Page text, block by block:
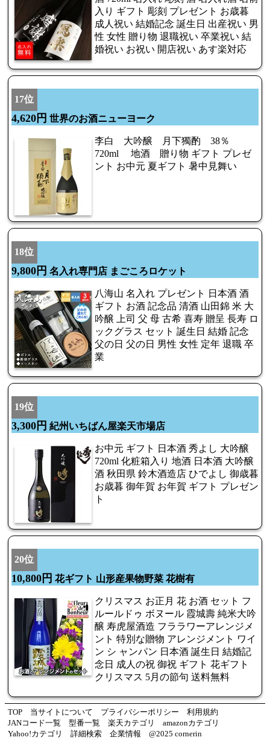
入り ギフト 彫刻 プレゼント お歳暮
成人祝い 結婚記念 誕生日 出産祝い 男
性 女性 贈り物 退職祝い 卒業祝い 結
婚祝い お祝い 開店祝い あす楽対応
17位
4,620円 世界のお酒ニューヨーク
李白 大吟醸 月下獨酌 38％
720ml 地酒 贈り物 ギフト プレゼ
ント お中元 夏ギフト 暑中見舞い
18位
9,800円 名入れ専門店 まごころロケット
八海山 名入れ プレゼント 日本酒 酒
ギフト お酒 記念品 清酒 山田錦 米 大
吟醸 上司 父 母 古希 喜寿 贈呈 長寿 ロ
ックグラス セット 誕生日 結婚 記念
父の日 父の日 男性 女性 定年 退職 卒
業
19位
3,300円 紀州いちばん屋楽天市場店
お中元 ギフト 日本酒 秀よし 大吟醸
720ml 化粧箱入り 地酒 日本酒 大吟醸
酒 秋田県 鈴木酒造店 ひでよし 御歳暮
お歳暮 御年賀 お年賀 ギフト プレゼン
ト
20位
10,800円 花ギフト 山形産果物野菜 花樹有
クリスマス お正月 花 お酒 セット フ
ルールドゥ ボヌール 霞城壽 純米大吟
醸 寿虎屋酒造 フララワーアレンジメ
ント 特別な贈物 アレンジメント ワイ
ン シ ャンパン 日本酒 誕生日 結婚記
念日 成人の祝 御祝 ギフト 花ギフト
クリスマス 5月の節句 送料無料
TOP 当サイトについて プライバシーポリシー
利用規約
JANコード一覧
型番一覧 楽天カテゴリ
amazonカテゴリ
Yahoo!カテゴリ
詳細検索 企業情報 @2025 cornerin